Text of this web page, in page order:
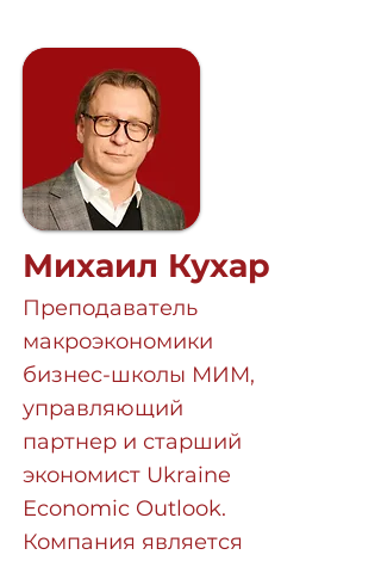
Михаил Кухар
Преподаватель
макроэкономики
бизнес-школы МИМ,
управляющий
партнер и старший
экономист Ukraine
Economic Outlook.
Компания является